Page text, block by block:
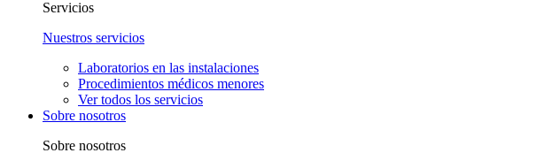
Servicios
Nuestros servicios
Laboratorios en las instalaciones
Procedimientos médicos menores
Ver todos los servicios
Sobre nosotros
Sobre nosotros